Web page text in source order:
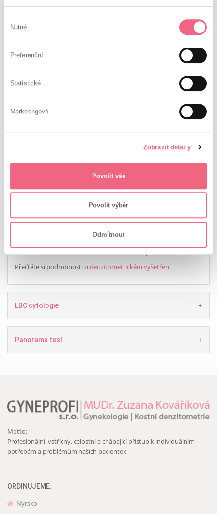
souhlasu
Nutné
Preferenční
Statistické
Marketingové
Zobrazit detaily
Povolit vše
Povolit výběr
Odmítnout
Měčín a Chudenice.Všechny pacientky ze zrušených
dokumentace bude přesunuta do gynekologické ordinace
3.9.2018
Stále přijímáme nové pacientky.
Před první návštěvou nám laskavě zavolejte na naše telefonní
Kostní denzitometrie
Přečtěte si podrobnosti o denzitometrickém vyšetření
LBC cytologie
Panorama test
Motto:
Profesionální, vstřícný, celostní a chápající přístup k individuálním
potřebám a problémům našich pacientek
ORDINUJEME:
Nýrsko